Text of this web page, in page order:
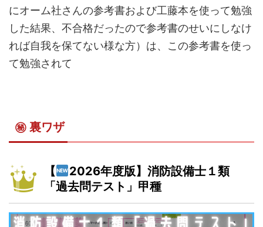
にオーム社さんの参考書および工藤本を使って勉強
した結果、不合格だったので参考書のせいにしなけ
れば自我を保てない様な方）は、この参考書を使っ
て勉強されて
㊙ 裏ワザ
【
2026年度版】消防設備士１類
「過去問テスト」甲種